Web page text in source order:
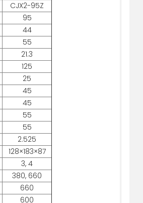
CJX2-95Z
95
44
55
21.3
125
25
45
45
55
55
2.525
128×183×87
3, 4
380, 660
660
600